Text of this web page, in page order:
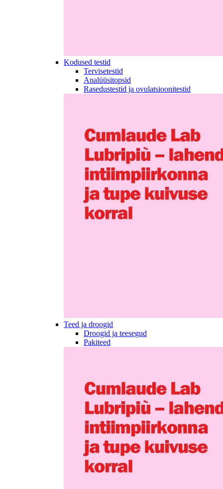
Kodused testid
Tervisetestid
Analüüsitopsid
Rasedustestid ja ovulatsioonitestid
Teed ja droogid
Droogid ja teesegud
Pakiteed